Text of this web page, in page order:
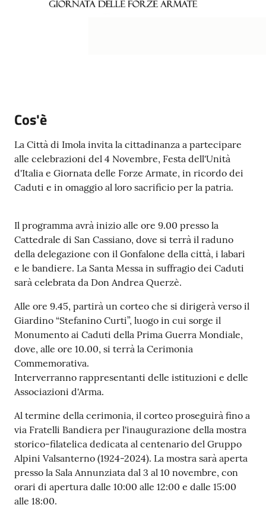
on-
Seguici
Cos'è
La Città di Imola invita la cittadinanza a partecipare
alle celebrazioni del 4 Novembre, Festa dell'Unità
d'Italia e Giornata delle Forze Armate, in ricordo dei
Caduti e in omaggio al loro sacrificio per la patria.
Il programma avrà inizio alle ore 9.00 presso la
Cattedrale di San Cassiano, dove si terrà il raduno
della delegazione con il Gonfalone della città, i labari
e le bandiere. La Santa Messa in suffragio dei Caduti
sarà celebrata da Don Andrea Querzè.
Alle ore 9.45, partirà un corteo che si dirigerà verso il
Giardino “Stefanino Curti”, luogo in cui sorge il
Monumento ai Caduti della Prima Guerra Mondiale,
dove, alle ore 10.00, si terrà la Cerimonia
Commemorativa.
Interverranno rappresentanti delle istituzioni e delle
Associazioni d'Arma.
Al termine della cerimonia, il corteo proseguirà fino a
via Fratelli Bandiera per l'inaugurazione della mostra
storico-filatelica dedicata al centenario del Gruppo
Alpini Valsanterno (1924-2024). La mostra sarà aperta
presso la Sala Annunziata dal 3 al 10 novembre, con
orari di apertura dalle 10:00 alle 12:00 e dalle 15:00
alle 18:00.